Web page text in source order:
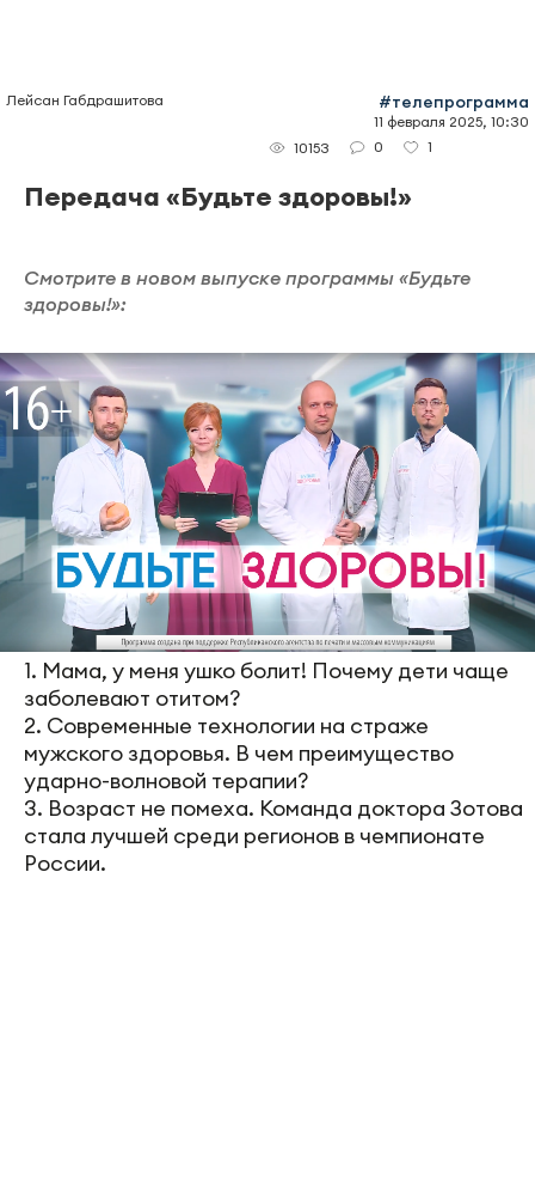
Лейсан Габдрашитова #телепрограмма
11 февраля 2025, 10:30
10153
0 1
Передача «Будьте здоровы!»
Смотрите в новом выпуске программы «Будьте
здоровы!»:
1. Мама, у меня ушко болит! Почему дети чаще
заболевают отитом?
2. Современные технологии на страже
мужского здоровья. В чем преимущество
ударно-волновой терапии?
3. Возраст не помеха. Команда доктора Зотова
стала лучшей среди регионов в чемпионате
России.